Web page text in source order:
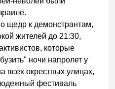
щедр к демонстрантам,
жителей до 21:30,
которые
ночи напролет у
всех окрестных улицах,
фестиваль